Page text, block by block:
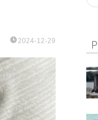
2024-12-29